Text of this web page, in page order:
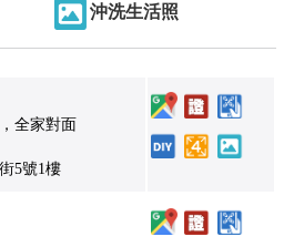
沖洗生活照
全家對面
5號1樓